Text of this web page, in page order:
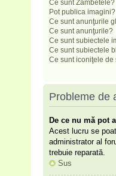
Ce sunt Zâmbetele?
Pot publica imagini?
Ce sunt anunţurile
Ce sunt anunţurile?
Ce sunt subiectele
Ce sunt subiectele
Ce sunt iconiţele de
Probleme de
De ce nu mă pot
Acest lucru se
administrator al
trebuie reparată.
Sus